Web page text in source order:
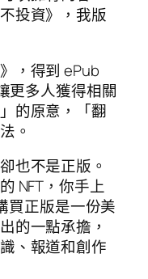
投資》，我版
，得到 ePub
更多人獲得相關
的原意，「翻
。
也不是正版。
NFT，你手上
買正版是一份美
的一點承擔，
、報道和創作